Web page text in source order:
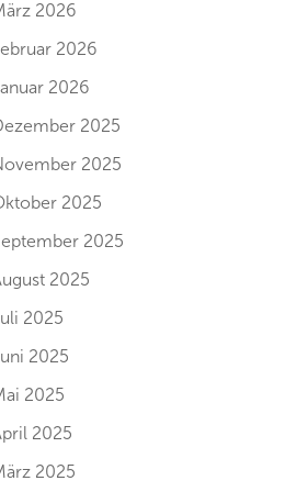
2026
2026
2026
2025
2025
2025
2025
2025
2025
2025
2025
2025
2025